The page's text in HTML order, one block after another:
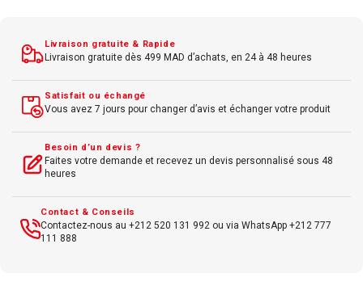
Connectivité : Wi-Fi 7, Bluetooth 5.3, 2 x USB-C
Clavier rétroéclairé
Caméra 5 MP avec infrarouge
Autonomie jusqu’à 18 heures
Design ultra-fin et léger
Livraison gratuite & Rapide
Livraison gratuite dès 499 MAD d’achats, en 24 à 48 heures
Satisfait ou échangé
Vous avez 7 jours pour changer d’avis et échanger votre produit
Besoin d’un devis ?
Faites votre demande et recevez un devis personnalisé sous 48
heures
Contact & Conseils
Contactez-nous au +212 520 131 992 ou via WhatsApp +212 777
111 888